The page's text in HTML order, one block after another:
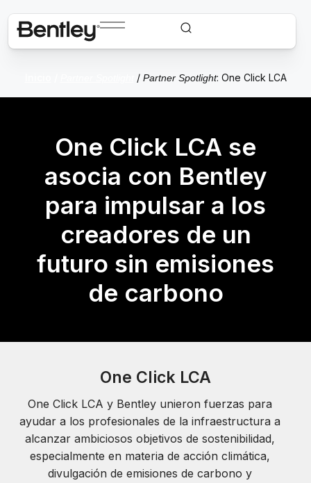
/ Partner Spotlight: One Click LCA
One Click LCA se
asocia con Bentley
para impulsar a los
creadores de un
futuro sin emisiones
de carbono
One Click LCA
One Click LCA y Bentley unieron fuerzas para
ayudar a los profesionales de la infraestructura a
alcanzar ambiciosos objetivos de sostenibilidad,
especialmente en materia de acción climática,
divulgación de emisiones de carbono y